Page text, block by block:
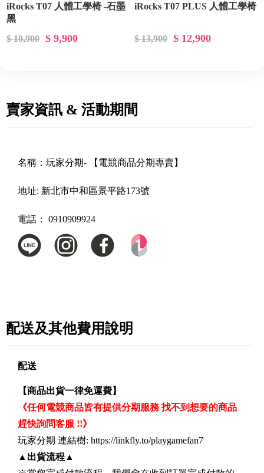
iRocks T07 人體工學椅 -石墨
黑
$ 10,900
$ 9,900
iRocks T07 PLUS 人體工學椅
$ 13,900 $ 12,900
賣家資訊 & 活動期間
名稱： 玩家分期- 【電競商品分期專賣】
地址: 新北市中和區景平路173號
電話： 0910909924
配送及其他費用說明
配送
【商品出貨一律免運費】
《任何電競商品皆有提供分期服務 找不到想要的商品
趕快詢問客服 !!》
玩家分期 連結樹: https://linkfly.to/playgamefan7
▲ 出貨流程 ▲